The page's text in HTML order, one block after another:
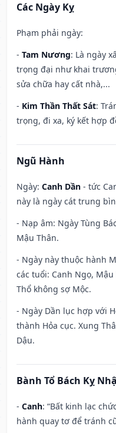
Các Ngày Kỵ
Phạm phải ngày:
- Tam Nương: Là ngày
trọng đại như khai
sửa chữa hay cất nhà,...
- Kim Thần Thất Sát:
trọng, đi xa, ký kết hợp
Ngũ Hành
Ngày: Canh Dần - tức
này là ngày cát trung
- Nạp âm: Ngày Tùng
Mậu Thân.
- Ngày này thuộc hành
các tuổi: Canh Ngọ,
Thổ không sợ Mộc.
- Ngày Dần lục hợp với
thành Hỏa cục. Xung
Dậu.
Bành Tổ Bách Kỵ
- Canh: “Bất kinh lạc
hành quay tơ để tránh